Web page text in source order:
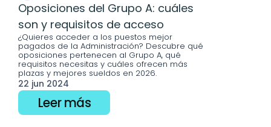
Oposiciones del Grupo A: cuáles
son y requisitos de acceso
¿Quieres acceder a los puestos mejor
pagados de la Administración? Descubre qué
oposiciones pertenecen al Grupo A, qué
requisitos necesitas y cuáles ofrecen más
plazas y mejores sueldos en 2026.
22 jun 2024
Leer más